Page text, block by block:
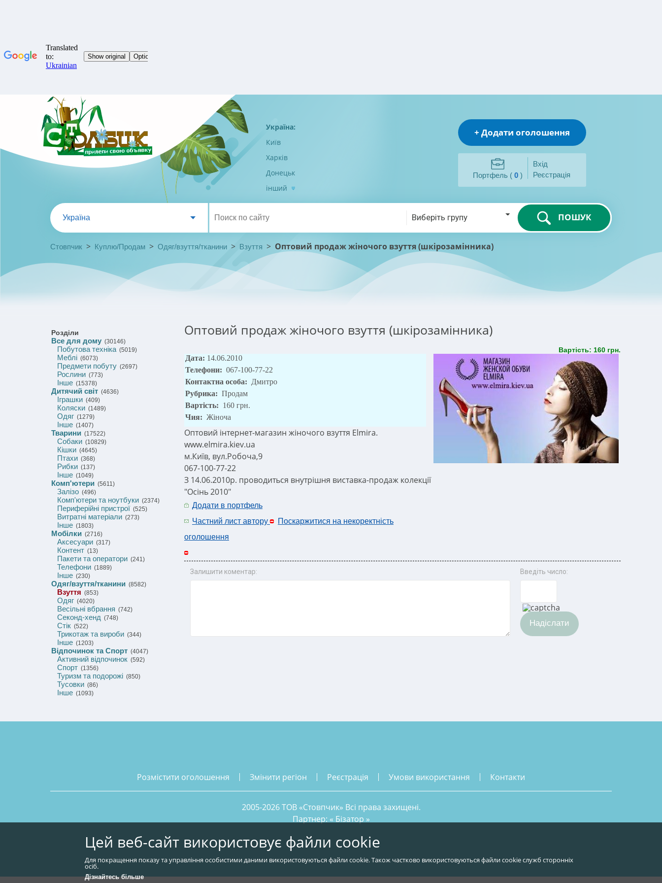
Україна:
Київ
Харків
Донецьк
інший
+ Додати оголошення
Портфель ( 0 )
Вхід
Реєстрація
Україна Виберіть групу ПОШУК
Стовпчик > Куплю/Продам > Одяг/взуття/тканини > Взуття > Оптовий продаж жіночого взуття (шкірозамінника)
Розділи
Все для дому (30146)
Побутова техніка(5019)
Меблі (6073)
Предмети побуту (2697)
Рослини (773)
Інше (15378)
Дитячий світ (4636)
Іграшки (409)
Коляски (1489)
Одяг (1279)
Інше (1407)
Тварини (17522)
Собаки (10829)
Кішки (4645)
Птахи (368)
Рибки (137)
Інше (1049)
Комп'ютери (5611)
Залізо (496)
Комп'ютери та ноутбуки (2374)
Периферійні пристрої (525)
Витратні матеріали (273)
Інше (1803)
Мобілки (2716)
Аксесуари (317)
Контент (13)
Пакети та оператори (241)
Телефони (1889)
Інше (230)
Одяг/взуття/тканини (8582)
Взуття (853)
Одяг (4020)
Весільні вбрання (742)
Секонд-хенд (748)
Стік (522)
Трикотаж та вироби (344)
Інше (1203)
Відпочинок та Спорт (4047)
Активний відпочинок (592)
Спорт (1356)
Туризм та подорожі (850)
Тусовки (86)
Інше (1093)
Оптовий продаж жіночого взуття (шкірозамінника)
Вартість: 160 грн.
Дата: 14.06.2010
Телефони: 067-100-77-22
Контактна особа: Дмитро
Рубрика: Продам
Вартість: 160 грн.
Чия: Жіноча
Оптовий інтернет-магазин жіночого взуття Elmira.
www.elmira.kiev.ua
м.Київ, вул.Робоча,9
067-100-77-22
З 14.06.2010р. проводиться внутрішня виставка-продаж колекції
"Осінь 2010"
Додати в портфель
Частний лист автору
Поскаржитися на некоректність
оголошення
Залишити коментар: Введіть число:
Надіслати
розмістити оголошення змінити регіон реєстрація умови використання контакти
2005-2026 ТОВ «Стовпчик» Всі права захищені.
Партнер: « Бізатор »
Цей веб-сайт використовує файли cookie
Для покращення показу та управління особистими даними використовуються файли cookie. Також частково використовуються файли cookie служб сторонніх
осіб.
Дізнайтесь більше